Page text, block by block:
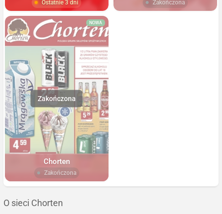
Ostatnie 3 dni Zakończona
NOWA
Chorten
Zakończona
O sieci Chorten